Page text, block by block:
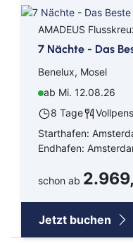
AMADEUS
7 Nächte - Das
Benelux, Mosel
ab Mi. 12.08.26
8 Tage
Starthafen:
Endhafen:
schon ab
Jetzt buchen